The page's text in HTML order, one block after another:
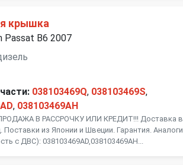
крышка
Passat B6 2007
038103469Q, 038103469S,
, 038103469AH
В РАССРОЧКУ ИЛИ КРЕДИТ!!! Доставка в
из Японии и Швеции. Гарантия. Аналоги
с ДВС): 038103469AD,038103469AH...